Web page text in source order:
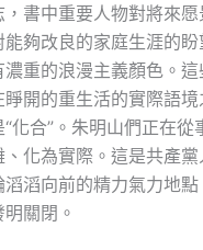
書中重要人物對將來
夠改良的家庭生涯的
重的浪漫主義顏色。
開的重生活的實際語境
合”。朱明山們正在從
化為實際。這是共產
滔向前的精力氣力地
關閉。